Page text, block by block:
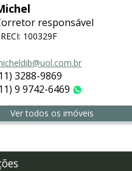
responsável
100329F
3288-9869
9 9742-6469
Ver todos os imóveis